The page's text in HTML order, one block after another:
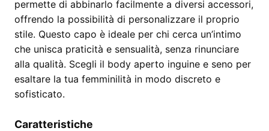
permette di abbinarlo facilmente a diversi accessori,
offrendo la possibilità di personalizzare il proprio
stile. Questo capo è ideale per chi cerca un’intimo
che unisca praticità e sensualità, senza rinunciare
alla qualità. Scegli il body aperto inguine e seno per
esaltare la tua femminilità in modo discreto e
sofisticato.
Caratteristiche